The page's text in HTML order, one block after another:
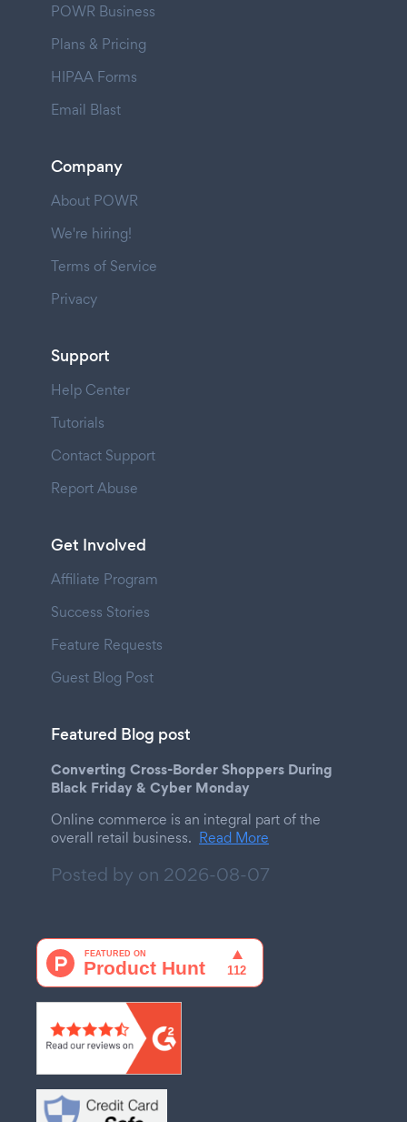
POWR Business
Plans & Pricing
HIPAA Forms
Email Blast
Company
About POWR
We're hiring!
Terms of Service
Privacy
Support
Help Center
Tutorials
Contact Support
Report Abuse
Get Involved
Affiliate Program
Success Stories
Feature Requests
Guest Blog Post
Featured Blog post
Converting Cross-Border Shoppers During
Black Friday & Cyber Monday
Online commerce is an integral part of the
overall retail business. Read More
Posted by on 2026-08-07